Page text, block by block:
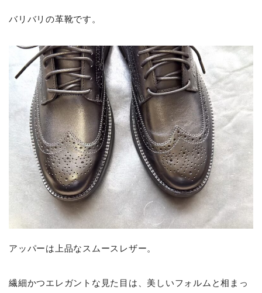
バリバリの革靴です。
アッパーは上品なスムースレザー。
繊細かつエレガントな見た目は、美しいフォルムと相まっ